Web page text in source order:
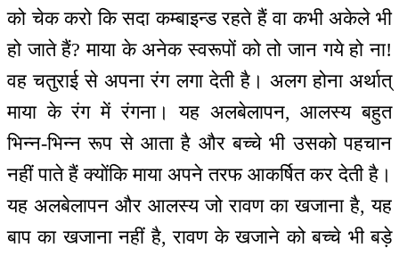
को चेक करो कि सदा कम्बाइन्ड रहते हैं वा कभी अकेले भी
हो जाते हैं? माया के अनेक स्वरूपों को तो जान गये हो ना!
वह चतुराई से अपना रंग लगा देती है। अलग होना अर्थात्
माया के रंग में रंगना। यह अलबेलापन, आलस्य बहुत
भिन्न-भिन्न रूप से आता है और बच्चे भी उसको पहचान
नहीं पाते हैं क्योंकि माया अपने तरफ आकर्षित कर देती है।
यह अलबेलापन और आलस्य जो रावण का खजाना है, यह
बाप का खजाना नहीं है, रावण के खजाने को बच्चे भी बड़े